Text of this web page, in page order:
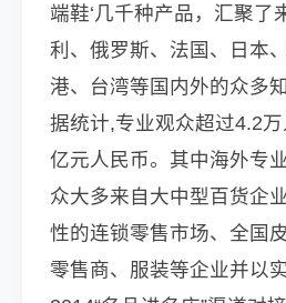
端鞋‘几千种产品，汇聚了
利、俄罗斯、法国、日本
港、台湾等国内外的众多
据统计,专业观众超过4.2
亿元人民币。其中海外专
众大多来自大中型百货企
性的连锁零售市场、全国
零售商、服装等企业并以